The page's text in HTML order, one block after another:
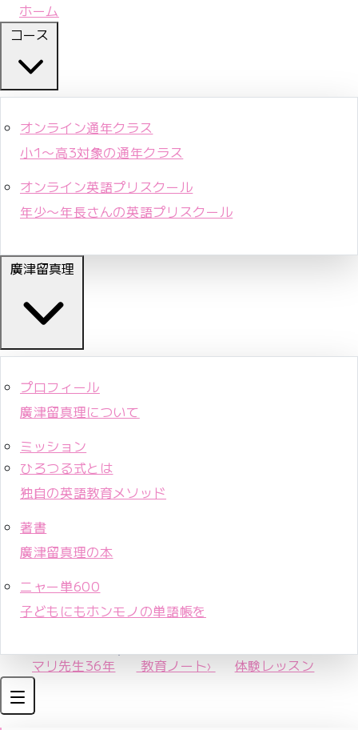
ホーム
コース
オンライン通年クラス
小1〜高3対象の通年クラス
オンライン英語プリスクール
年少〜年長さんの英語プリスクール
廣津留真理
プロフィール
廣津留真理について
ミッション
ひろつる式とは
独自の英語教育メソッド
著書
廣津留真理の本
ニャー単600
子どもにもホンモノの単語帳を
マリ先生36年 教育ノート› 体験レッスン